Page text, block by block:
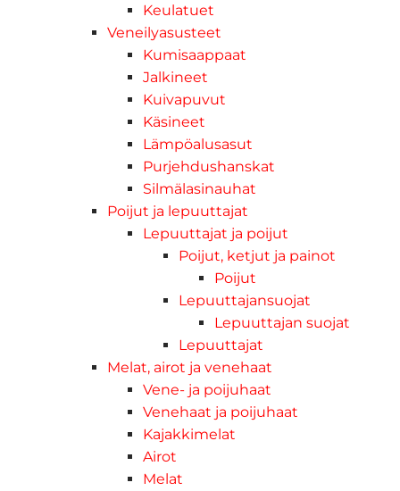
Keulatuet
Veneilyasusteet
Kumisaappaat
Jalkineet
Kuivapuvut
Käsineet
Lämpöalusasut
Purjehdushanskat
Silmälasinauhat
Poijut ja lepuuttajat
Lepuuttajat ja poijut
Poijut, ketjut ja painot
Poijut
Lepuuttajansuojat
Lepuuttajan suojat
Lepuuttajat
Melat, airot ja venehaat
Vene- ja poijuhaat
Venehaat ja poijuhaat
Kajakkimelat
Airot
Melat